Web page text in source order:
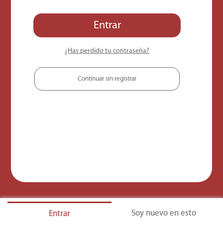
Entrar
¿Has perdido tu contraseña?
Continuar sin registrar
Entrar Soy nuevo en esto